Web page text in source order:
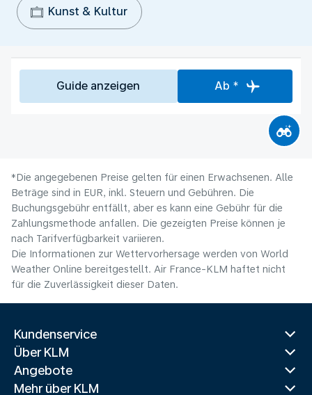
Kunst & Kultur
Guide anzeigen Ab *
*Die angegebenen Preise gelten für einen Erwachsenen. Alle
Beträge sind in EUR, inkl. Steuern und Gebühren. Die
Buchungsgebühr entfällt, aber es kann eine Gebühr für die
Zahlungsmethode anfallen. Die gezeigten Preise können je
nach Tarifverfügbarkeit variieren.
Die Informationen zur Wettervorhersage werden von World
Weather Online bereitgestellt. Air France-KLM haftet nicht
für die Zuverlässigkeit dieser Daten.
Kundenservice
Über KLM
Angebote
Mehr über KLM